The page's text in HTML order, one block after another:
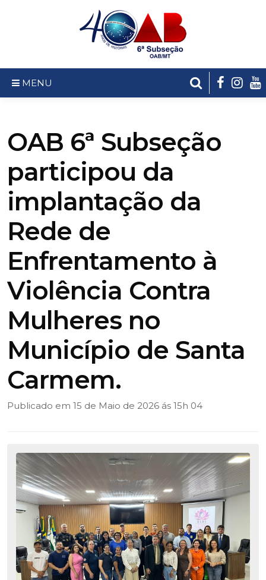
MENU
OAB 6ª Subseção
participou da
implantação da
Rede de
Enfrentamento à
Violência Contra
Mulheres no
Município de Santa
Carmem.
Publicado em 15 de Maio de 2026 ás 15h 04